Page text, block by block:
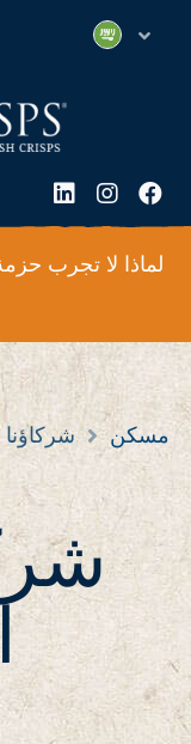
العربية
فيسبوكانستغرام
لماذا لا تجرب
مسكن